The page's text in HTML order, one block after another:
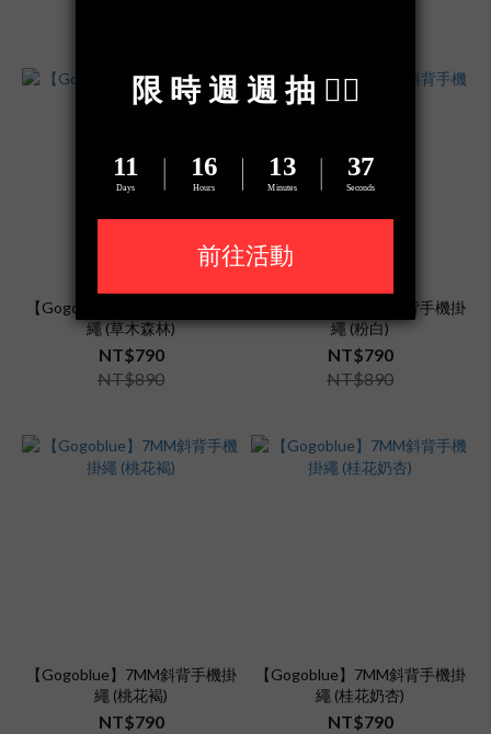
【Gogoblue】7MM斜背手機掛
繩 (草木森林)
NT$790
NT$890
【Gogoblue】7MM斜背手機掛
繩 (粉白)
NT$790
NT$890
【Gogoblue】7MM斜背手機掛
繩 (桃花褐)
NT$790
【Gogoblue】7MM斜背手機掛
繩 (桂花奶杏)
NT$790